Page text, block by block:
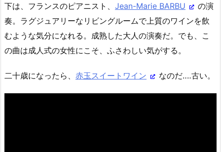
下は、フランスのピアニスト、 Jean-Marie BARBU
の演
奏。ラグジュアリーなリビングルームで上質のワインを飲
むような気分になれる。成熟した大人の演奏だ。でも、こ
の曲は成人式の女性にこそ、ふさわしい気がする。
二十歳になったら、 赤玉スイートワイン なのだ‥‥古い。